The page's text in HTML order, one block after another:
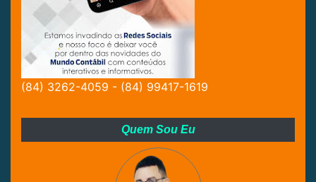
(84) 3262-4059 - (84) 99417-1619
Quem Sou Eu